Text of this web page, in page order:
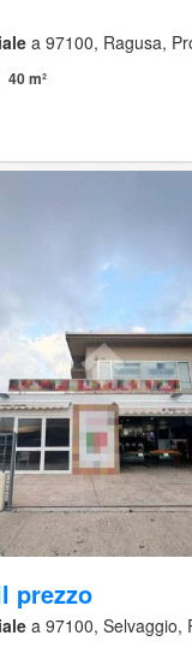
a 97100, Ragusa,
40 m²
prezzo
a 97100, Selvaggio,